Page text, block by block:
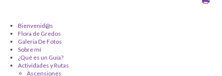
Bienvenid@s
Flora de Gredos
Galeria De Fotos
Sobre mí
¿Qué es un Guía?
Actividades y Rutas
Ascensiones